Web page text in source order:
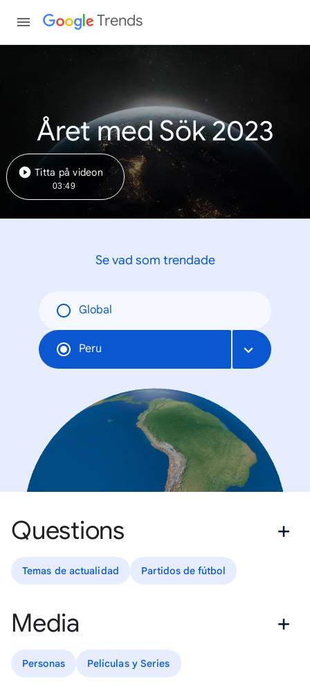
Trends
Året med Sök 2023
Titta på videon
03:49
Se vad som trendade
Global
Peru
Questions
Temas de actualidad Partidos de fútbol
Media
Personas Películas y Series